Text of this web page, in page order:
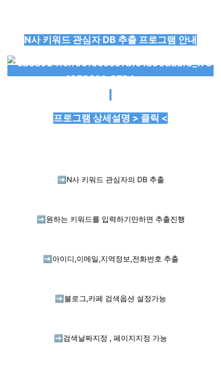
N사 키워드 관심자 DB 추출 프로그램 안내
프로그램 상세설명 > 클릭 <
➡️ N사 키워드 관심자의 DB 추출
➡️ 원하는 키워드를 입력하기만하면 추출진행
➡️ 아이디,이메일,지역정보,전화번호 추출
➡️ 블로그,카페 검색옵션 설정가능
➡️ 검색날짜지정 , 페이지지정 가능